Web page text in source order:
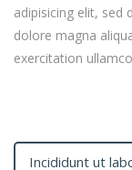
adipisicing elit, sed
dolore magna
exercitation
Incididunt ut